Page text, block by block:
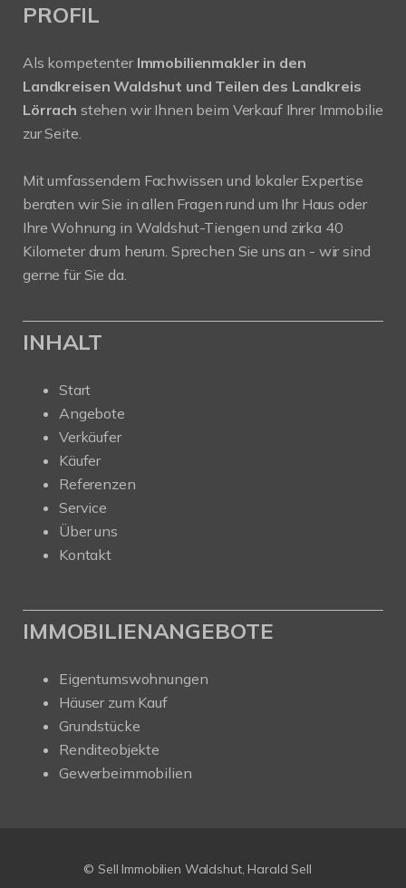
PROFIL
Als kompetenter Immobilienmakler in den
Landkreisen Waldshut und Teilen des Landkreis
Lörrach stehen wir Ihnen beim Verkauf Ihrer Immobilie
zur Seite.
Mit umfassendem Fachwissen und lokaler Expertise
beraten wir Sie in allen Fragen rund um Ihr Haus oder
Ihre Wohnung in Waldshut-Tiengen und zirka 40
Kilometer drum herum. Sprechen Sie uns an - wir sind
gerne für Sie da.
INHALT
Start
Angebote
Verkäufer
Käufer
Referenzen
Service
Über uns
Kontakt
IMMOBILIENANGEBOTE
Eigentumswohnungen
Häuser zum Kauf
Grundstücke
Renditeobjekte
Gewerbeimmobilien
© Sell Immobilien Waldshut, Harald Sell